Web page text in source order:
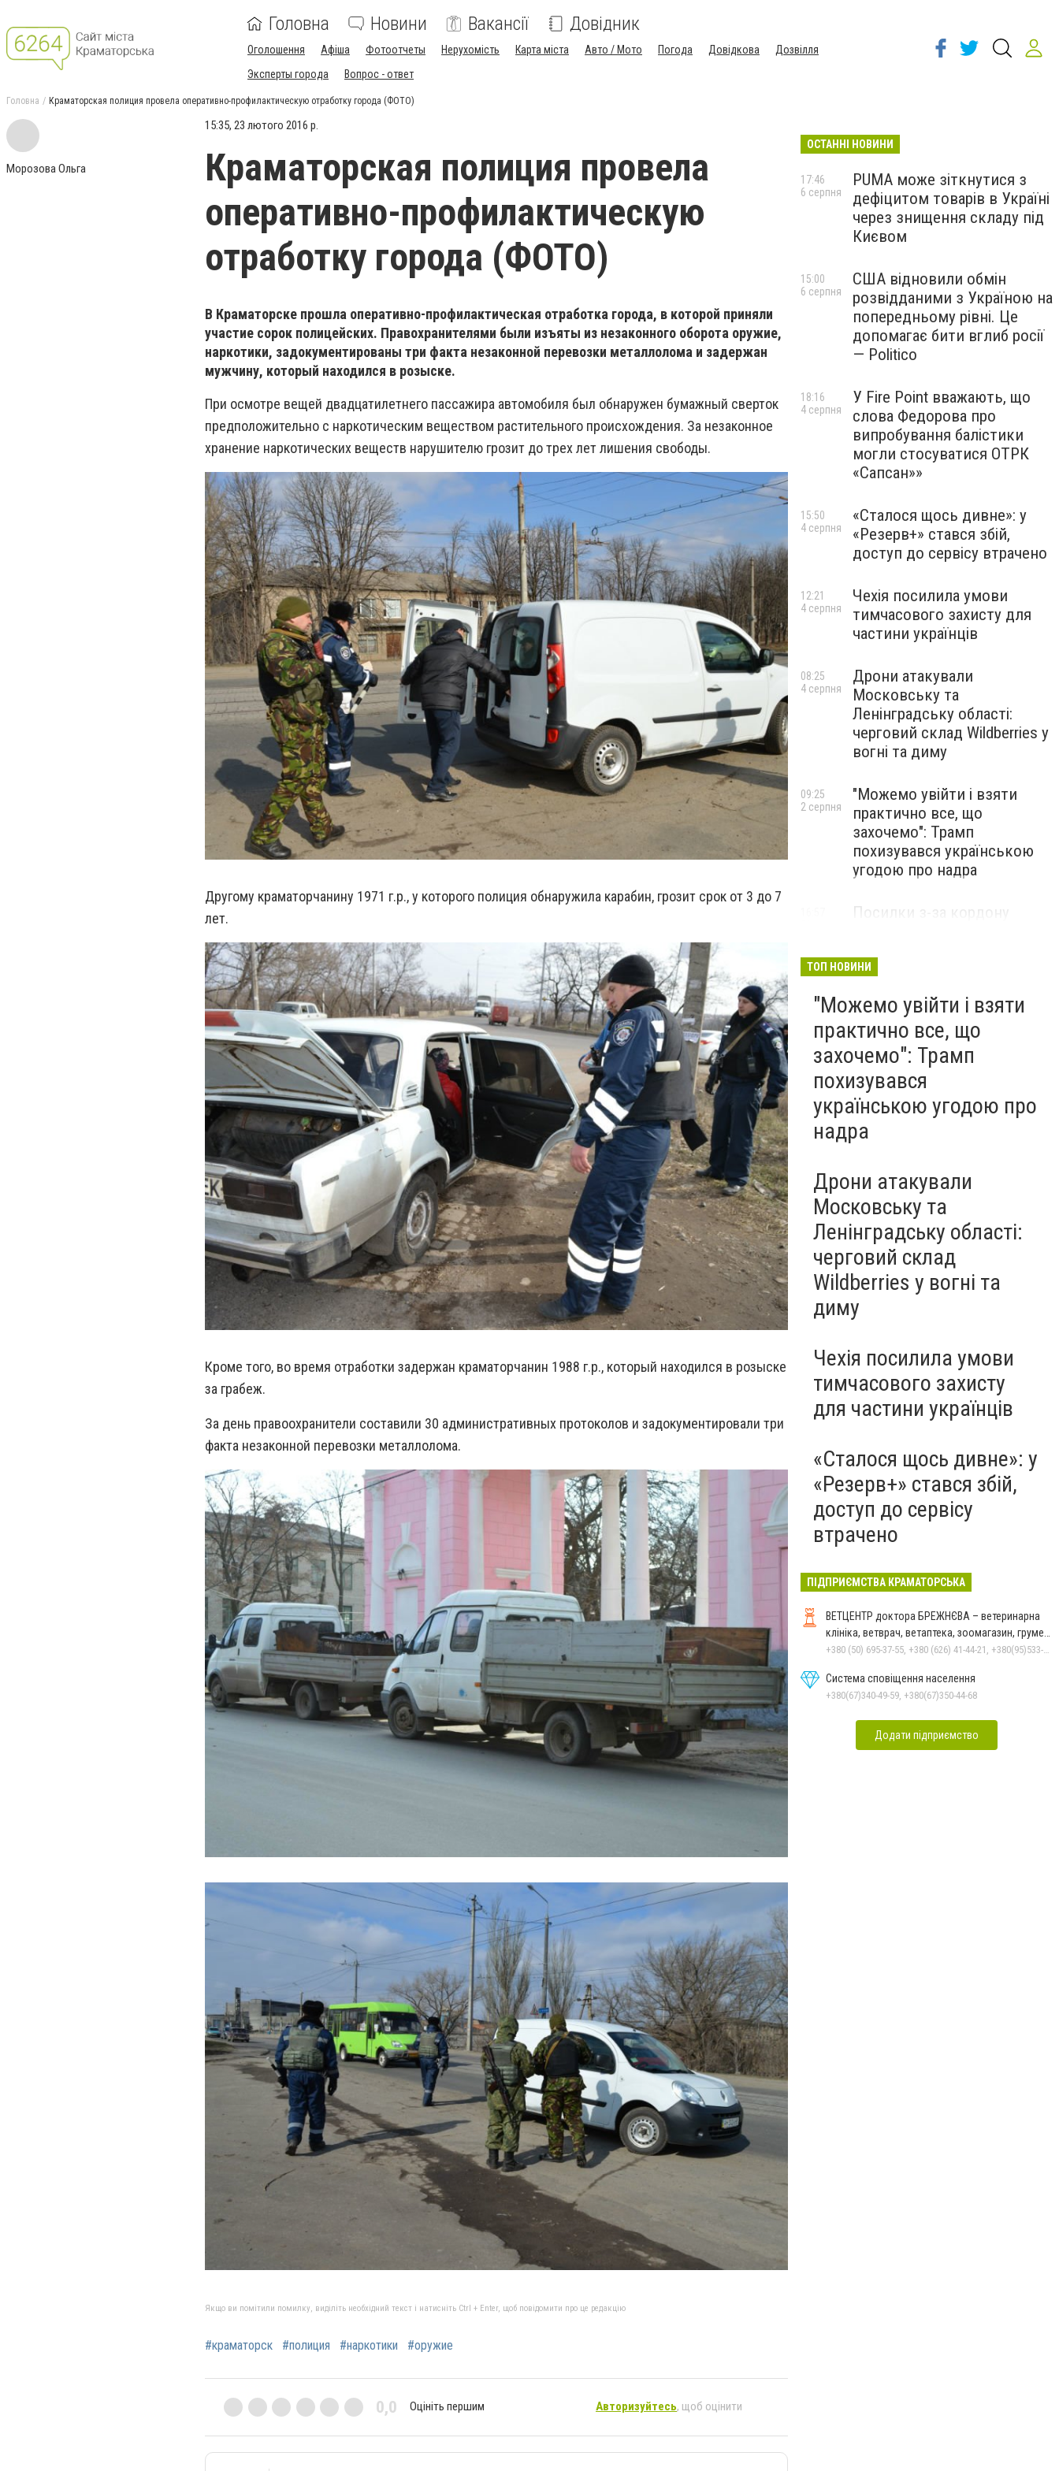
Головна Новини Вакансії Довідник
Оголошення Афіша Фотоотчеты Нерухомість Карта міста Авто / Мото Погода Довідкова
Дозвілля
Эксперты города
Вопрос - ответ
Головна Краматорская полиция провела оперативно-профилактическую отработку города (ФОТО)
Морозова Ольга
15:35, 23 лютого 2016 р.
Краматорская полиция провела
оперативно-профилактическую
отработку города (ФОТО)
В Краматорске прошла оперативно-профилактическая отработка города, в которой приняли
участие сорок полицейских. Правохранителями были изъяты из незаконного оборота оружие,
наркотики, задокументированы три факта незаконной перевозки металлолома и задержан
мужчину, который находился в розыске.
При осмотре вещей двадцатилетнего пассажира автомобиля был обнаружен бумажный сверток
предположительно с наркотическим веществом растительного происхождения. За незаконное
хранение наркотических веществ нарушителю грозит до трех лет лишения свободы.
Другому краматорчанину 1971 г.р., у которого полиция обнаружила карабин, грозит срок от 3 до 7
лет.
Кроме того, во время отработки задержан краматорчанин 1988 г.р., который находился в розыске
за грабеж.
За день правоохранители составили 30 административных протоколов и задокументировали три
факта незаконной перевозки металлолома.
Якщо ви помітили помилку, виділіть необхідний текст і натисніть Ctrl + Enter, щоб повідомити про це редакцію
#краматорск #полиция #наркотики #оружие
0,0 Оцініть першим Авторизуйтесь, щоб оцінити
ОСТАННІ НОВИНИ
PUMA може зіткнутися з
дефіцитом товарів в Україні
через знищення складу під
Києвом
17:46
6 серпня
США відновили обмін
розвідданими з Україною на
попередньому рівні. Це
допомагає бити вглиб росії
— Politico
15:00
6 серпня
У Fire Point вважають, що
слова Федорова про
випробування балістики
могли стосуватися ОТРК
«Сапсан»»
18:16
4 серпня
«Сталося щось дивне»: у
«Резерв+» стався збій,
доступ до сервісу втрачено
15:50
4 серпня
Чехія посилила умови
тимчасового захисту для
частини українців
12:21
4 серпня
Дрони атакували
Московську та
Ленінградську області:
черговий склад Wildberries у
вогні та диму
08:25
4 серпня
"Можемо увійти і взяти
практично все, що
захочемо": Трамп
похизувався українською
угодою про надра
09:25
2 серпня
Посилки з-за кордону
правила
ТОП НОВИНИ
"Можемо увійти і взяти
практично все, що
захочемо": Трамп
похизувався
українською угодою про
надра
Дрони атакували
Московську та
Ленінградську області:
черговий склад
Wildberries у вогні та
диму
Чехія посилила умови
тимчасового захисту
для частини українців
«Сталося щось дивне»: у
«Резерв+» стався збій,
доступ до сервісу
втрачено
ПІДПРИЄМСТВА КРАМАТОРСЬКА
ВЕТЦЕНТР доктора БРЕЖНЄВА – ветеринарна
клініка, ветврач, ветаптека, зоомагазин, грумер,
стрижки.
+380 (50) 695-37-55, +380 (626) 41-44-21, +380(95)533-90-03
Система сповіщення населення
+380(67)340-49-59, +380(67)350-44-68
Додати підприємство